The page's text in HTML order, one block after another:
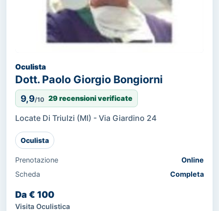
Oculista
Dott. Paolo Giorgio Bongiorni
9,9/10 29 recensioni verificate
Locate Di Triulzi (MI) - Via Giardino 24
Oculista
Prenotazione
Online
Scheda
Completa
Da € 100
Visita Oculistica